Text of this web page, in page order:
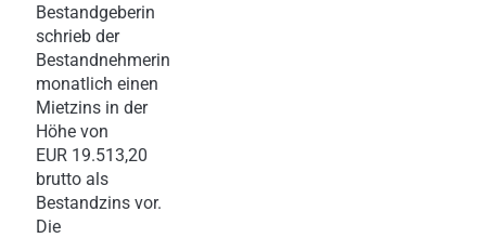
Bestandgeberin
schrieb der
Bestandnehmerin
monatlich einen
Mietzins in der
Höhe von
EUR 19.513,20
brutto als
Bestandzins vor.
Die